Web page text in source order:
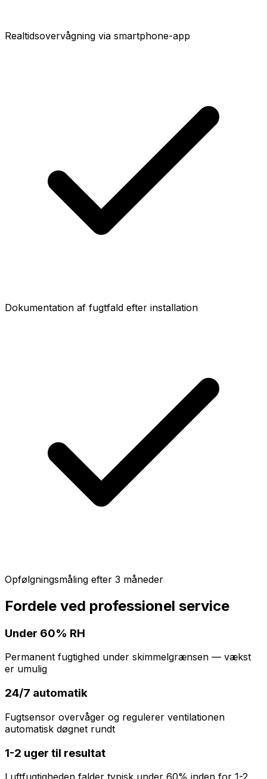
Realtidsovervågning via smartphone-app
Dokumentation af fugtfald efter installation
Opfølgningsmåling efter 3 måneder
Fordele ved professionel service
Under 60% RH
Permanent fugtighed under skimmelgrænsen — vækst
er umulig
24/7 automatik
Fugtsensor overvåger og regulerer ventilationen
automatisk døgnet rundt
1-2 uger til resultat